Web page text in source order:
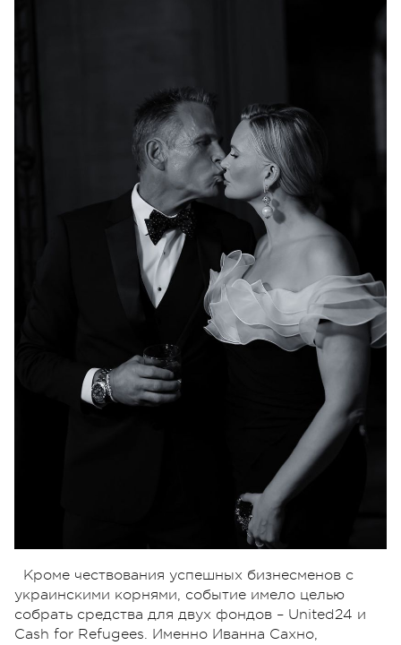
Кроме чествования успешных бизнесменов с
украинскими корнями, событие имело целью
собрать средства для двух фондов – United24 и
Cash for Refugees. Именно Иванна Сахно,